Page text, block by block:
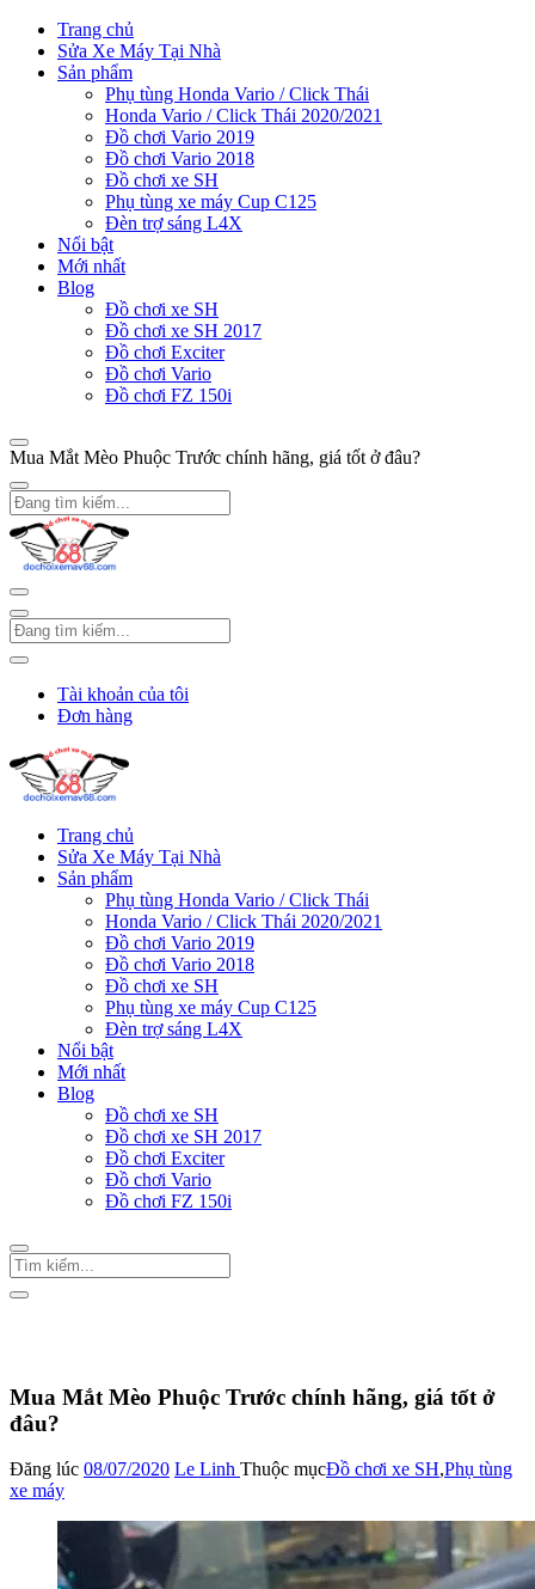
Trang chủ
Sửa Xe Máy Tại Nhà
Sản phẩm
Phụ tùng Honda Vario / Click Thái
Honda Vario / Click Thái 2020/2021
Đồ chơi Vario 2019
Đồ chơi Vario 2018
Đồ chơi xe SH
Phụ tùng xe máy Cup C125
Đèn trợ sáng L4X
Nổi bật
Mới nhất
Blog
Đồ chơi xe SH
Đồ chơi xe SH 2017
Đồ chơi Exciter
Đồ chơi Vario
Đồ chơi FZ 150i
Mua Mắt Mèo Phuộc Trước chính hãng, giá tốt ở đâu?
Tài khoản của tôi
Đơn hàng
Trang chủ
Sửa Xe Máy Tại Nhà
Sản phẩm
Phụ tùng Honda Vario / Click Thái
Honda Vario / Click Thái 2020/2021
Đồ chơi Vario 2019
Đồ chơi Vario 2018
Đồ chơi xe SH
Phụ tùng xe máy Cup C125
Đèn trợ sáng L4X
Nổi bật
Mới nhất
Blog
Đồ chơi xe SH
Đồ chơi xe SH 2017
Đồ chơi Exciter
Đồ chơi Vario
Đồ chơi FZ 150i
Mua Mắt Mèo Phuộc Trước chính hãng, giá tốt ở
đâu?
Đăng lúc 08/07/2020 Le Linh Thuộc mụcĐồ chơi xe SH,Phụ tùng
xe máy